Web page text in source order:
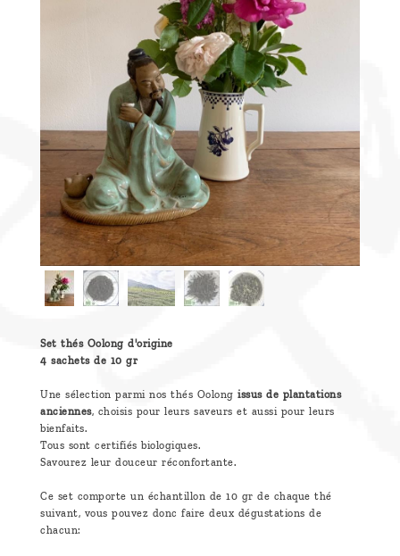
Contactez-
nous !
Set thés Oolong d'origine
4 sachets de 10 gr
Une sélection parmi nos thés Oolong issus de plantations
anciennes, choisis pour leurs saveurs et aussi pour leurs
bienfaits.
Tous sont certifiés biologiques.
Savourez leur douceur réconfortante.
Ce set comporte un échantillon de 10 gr de chaque thé
suivant, vous pouvez donc faire deux dégustations de
chacun: